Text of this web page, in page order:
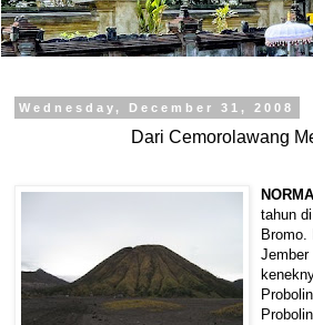
Wednesday, December 31, 2008
Dari Cemorolawang
tahun
Bromo.
Jember